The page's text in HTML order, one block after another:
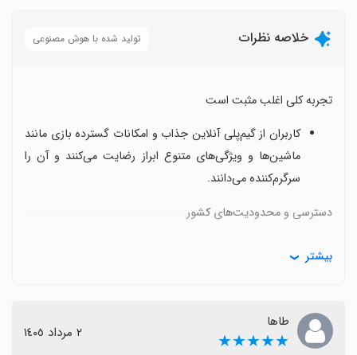
خلاصه نظرات تولید شده با هوش مصنوعی
تجربه کلی اغلب مثبت است
کاربران از گیم‌پلی آنلاین جذاب و امکانات گسترده بازی مانند
ماشین‌ها و ویژگی‌های متنوع ابراز رضایت می‌کنند و آن را
سرگرم‌کننده می‌دانند.
دسترسی و محدودیت‌های کشور
نوسانات و مشکلات فنی
بیشتر
طاها
★★★★★ ٢ مرداد ١٤٠٥